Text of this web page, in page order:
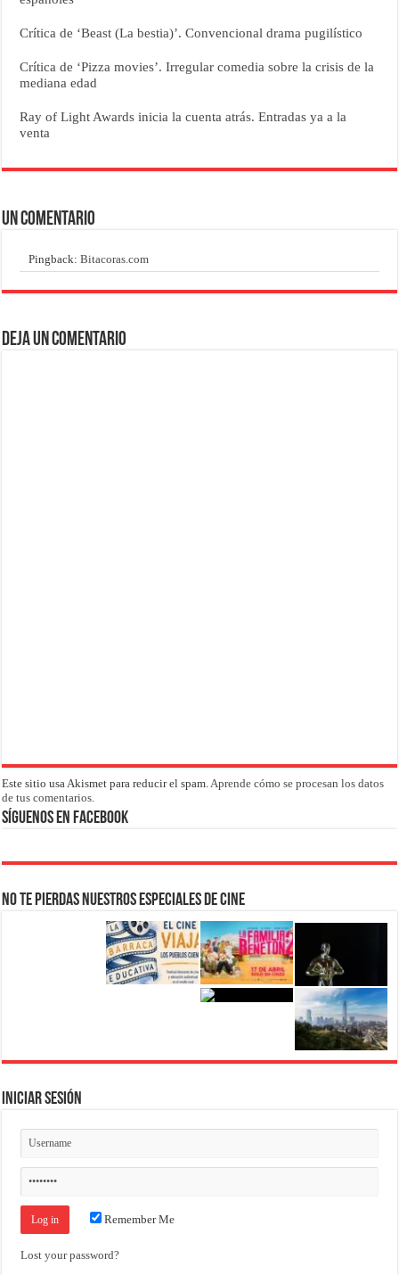
Crítica de ‘Beast (La bestia)’. Convencional drama pugilístico
Crítica de ‘Pizza movies’. Irregular comedia sobre la crisis de la
mediana edad
Ray of Light Awards inicia la cuenta atrás. Entradas ya a la
venta
Un comentario
Pingback:Bitacoras.com
Deja un comentario
Este sitio usa Akismet para reducir el spam. Aprende cómo se procesan los datos
de tus comentarios.
Síguenos en Facebook
No te pierdas nuestros Especiales de Cine
Iniciar Sesión
Remember Me
Lost your password?